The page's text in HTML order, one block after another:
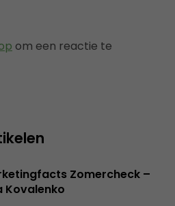
om een reactie te
Zomercheck –
Kovalenko